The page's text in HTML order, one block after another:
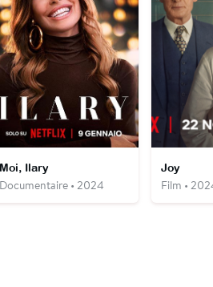
Ilary
• 2024
Joy
Film •